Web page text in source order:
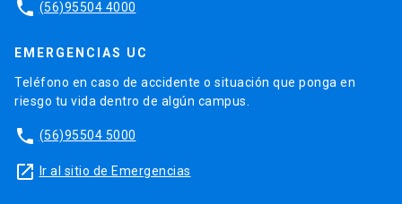
phone (56)95504 4000
EMERGENCIAS UC
Teléfono en caso de accidente o situación que ponga en
riesgo tu vida dentro de algún campus.
phone (56)95504 5000
launch Ir al sitio de Emergencias